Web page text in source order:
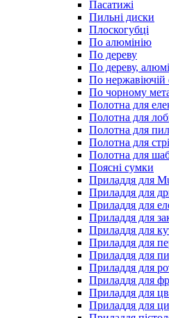
Пасатижі
Пильні диски
Плоскогубці
По алюмінію
По дереву
По дереву,
По нержавіючій
По чорному
Полотна для
Полотна для
Полотна для
Полотна для
Полотна для
Поясні сумки
Приладдя для
Приладдя для
Приладдя для
Приладдя для
Приладдя для
Приладдя для
Приладдя для
Приладдя для
Приладдя для
Приладдя для
Приладдя для